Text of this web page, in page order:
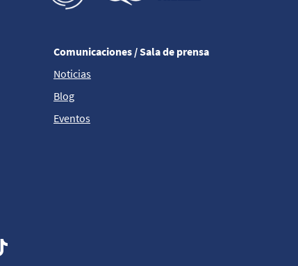
Comunicaciones / Sala de prensa
Noticias
Blog
Eventos